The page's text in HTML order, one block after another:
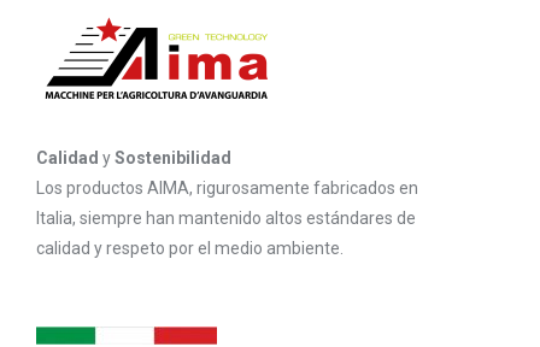
Calidad ySostenibilidad
Los productos AIMA, rigurosamente fabricados en
Italia, siempre han mantenido altos estándares de
calidad y respeto por el medio ambiente.